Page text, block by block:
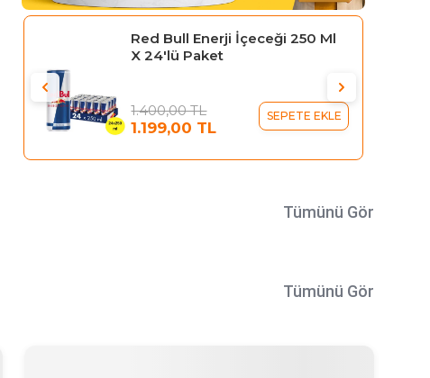
Gillette Blue 3 Tıraş Bıçağı 10'lu
Kartela Comfort Plus
329,95 TL
289,95 TL
SEPETE EKLE
Tümünü Gör
Tümünü Gör